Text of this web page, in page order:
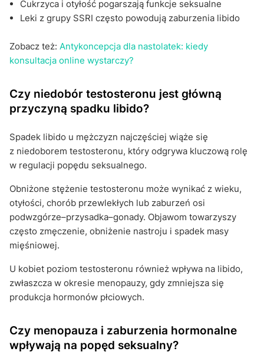
Cukrzyca i otyłość pogarszają funkcje seksualne
Leki z grupy SSRI często powodują zaburzenia libido
Zobacz też: Antykoncepcja dla nastolatek: kiedy
konsultacja online wystarczy?
Czy niedobór testosteronu jest główną
przyczyną spadku libido?
Spadek libido u mężczyzn najczęściej wiąże się
z niedoborem testosteronu, który odgrywa kluczową rolę
w regulacji popędu seksualnego.
Obniżone stężenie testosteronu może wynikać z wieku,
otyłości, chorób przewlekłych lub zaburzeń osi
podwzgórze–przysadka–gonady. Objawom towarzyszy
często zmęczenie, obniżenie nastroju i spadek masy
mięśniowej.
U kobiet poziom testosteronu również wpływa na libido,
zwłaszcza w okresie menopauzy, gdy zmniejsza się
produkcja hormonów płciowych.
Czy menopauza i zaburzenia hormonalne
wpływają na popęd seksualny?